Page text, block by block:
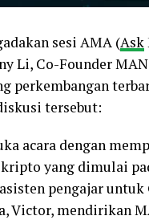
sesi AMA (Ask
Li, Co-Founder
perkembangan
tersebut:
acara dengan
yang dimulai
pengajar untuk
Victor, mendirikan